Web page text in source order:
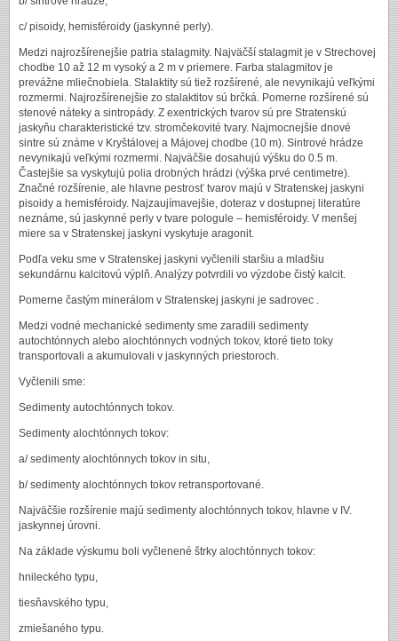
c/ pisoidy, hemisféroidy (jaskynné perly).
Medzi najrozšírenejšie patria stalagmity. Najväčší stalagmit je v Strechovej
chodbe 10 až 12 m vysoký a 2 m v priemere. Farba stalagmitov je
prevážne mliečnobiela. Stalaktity sú tiež rozšírené, ale nevynikajú veľkými
rozmermi. Najrozšírenejšie zo stalaktitov sú brčká. Pomerne rozšírené sú
stenové náteky a sintropády. Z exentrických tvarov sú pre Stratenskú
jaskyňu charakteristické tzv. stromčekovité tvary. Najmocnejšie dnové
sintre sú známe v Kryštálovej a Májovej chodbe (10 m). Sintrové hrádze
nevynikajú veľkými rozmermi. Najväčšie dosahujú výšku do 0.5 m.
Častejšie sa vyskytujú polia drobných hrádzi (výška prvé centimetre).
Značné rozšírenie, ale hlavne pestrosť tvarov majú v Stratenskej jaskyni
pisoidy a hemisféroidy. Najzaujímavejšie, doteraz v dostupnej literatúre
neznáme, sú jaskynné perly v tvare pologule – hemisféroidy. V menšej
miere sa v Stratenskej jaskyni vyskytuje aragonit.
Podľa veku sme v Stratenskej jaskyni vyčlenili staršiu a mladšiu
sekundárnu kalcitovú výplň. Analýzy potvrdili vo výzdobe čistý kalcit.
Pomerne častým minerálom v Stratenskej jaskyni je sadrovec .
Medzi vodné mechanické sedimenty sme zaradili sedimenty
autochtónnych alebo alochtónnych vodných tokov, ktoré tieto toky
transportovali a akumulovali v jaskynných priestoroch.
Vyčlenili sme:
Sedimenty autochtónnych tokov.
Sedimenty alochtónnych tokov:
a/ sedimenty alochtónnych tokov in situ,
b/ sedimenty alochtónnych tokov retransportované.
Najväčšie rozšírenie majú sedimenty alochtónnych tokov, hlavne v IV.
jaskynnej úrovni.
Na základe výskumu boli vyčlenené štrky alochtónnych tokov:
hnileckého typu,
tiesňavského typu,
zmiešaného typu.